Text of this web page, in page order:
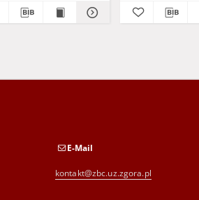
E-Mail
kontakt@zbc.uz.zgora.pl